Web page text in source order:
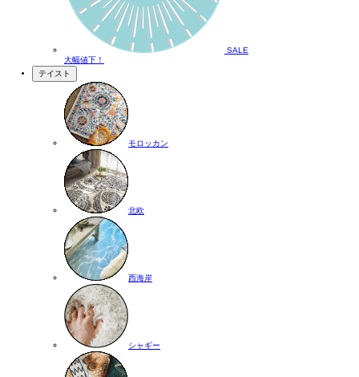
SALE
大幅値下！
テイスト
モロッカン
北欧
西海岸
シャギー